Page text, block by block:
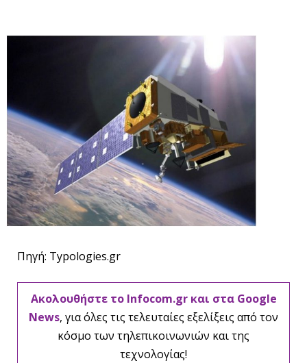
Πηγή: Typologies.gr
Ακολουθήστε το Infocom.gr και στα Google
News, για όλες τις τελευταίες εξελίξεις από τον
κόσμο των τηλεπικοινωνιών και της
τεχνολογίας!